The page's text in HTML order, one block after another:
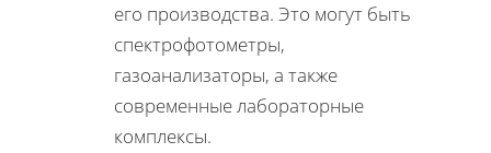
его производства. Это могут быть
спектрофотометры,
газоанализаторы, а также
современные лабораторные
комплексы.